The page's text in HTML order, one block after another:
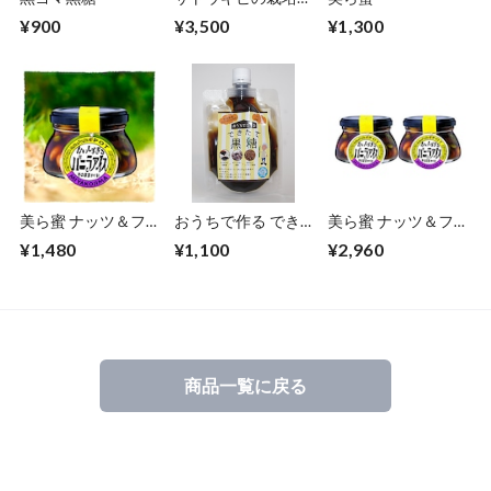
¥900
トウキビの魅力丸か
¥3,500 ¥1,300
美ら蜜 ナッツ＆フ
¥1,480
おうちで作る でき
¥1,100
美ら蜜 ナッツ＆フ
ポットギフト】
¥2,960
商品一覧に戻る